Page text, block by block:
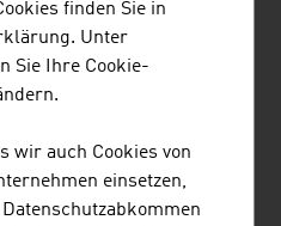
AUSTRIA
finden Sie in
Unter
Sie Ihre Cookie-
wir auch Cookies von
einsetzen,